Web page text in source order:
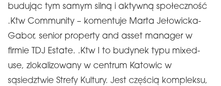
budując tym samym silną i aktywną społeczność
.Ktw Community – komentuje Marta Jełowicka-
Gabor, senior property and asset manager w
firmie TDJ Estate. .Ktw I to budynek typu mixed-
use, zlokalizowany w centrum Katowic w
sąsiedztwie Strefy Kultury. Jest częścią kompleksu,